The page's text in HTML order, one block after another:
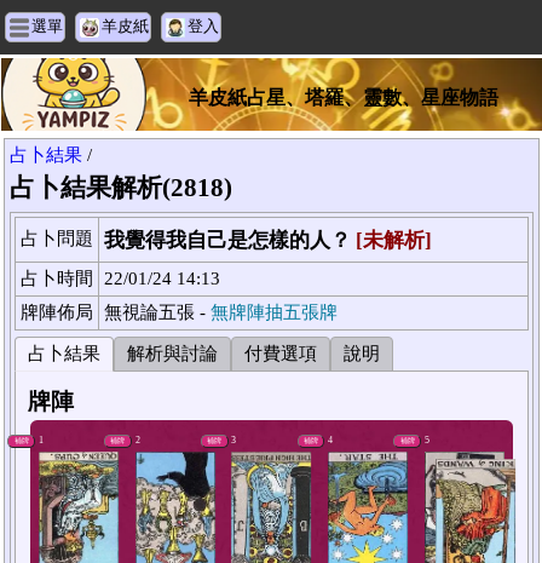
選單 羊皮紙 登入
羊皮紙占星、塔羅、靈數、星座物語
占卜結果 /
占卜結果解析(2818)
占卜問題 我覺得我自己是怎樣的人？ [未解析]
占卜時間
22/01/24 14:13
牌陣佈局
無視論五張 - 無牌陣抽五張牌
占卜結果 解析與討論 付費選項 說明
牌陣